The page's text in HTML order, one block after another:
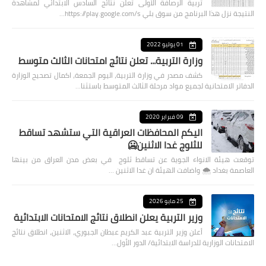
تربية الرصافة الأولى تعلن نتائج السادس الابتدائي لمشاهدة
النتيجة نزل هذا البرنامج من سوق بلي https://play.google.com/s…
01 يوليو 2022
وزارة التربية... تعلن نتائج امتحانات الثالث متوسط
كشف مصدر في وزارة التربية، اليوم الجمعة، اكمال تصحيح الوزارة
الدفاتر الامتحانية لجميع مواد مرحلة الثالث المتوسط باستثنا…
09 فبراير 2020
اليكم المحافظات العراقية التي ستشهد تساقط
للثلوج غدا الاثنين🥶
توقعت هيئة الانواء الجوية عن تساقط ثلوج في بعض مدن العراق من بينها
العاصمة بغداد ⁦🌨️⁩ واضافت الهيئة ان غدا الاثنين …
25 مايو 2026
وزير التربية يعلن انطلاق نتائج الامتحانات الابتدائية
أعلن وزير التربية عبد الكريم عبطان الجبوري، الاثنين، انطلاق نتائج
الامتحانات الوزارية للدراسة الابتدائية/ الدور الأول…